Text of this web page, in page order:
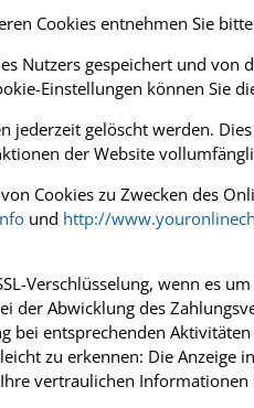
Cookies entnehmen Sie
Nutzers gespeichert und
Einstellungen können Sie
jederzeit gelöscht werden.
der Website
Cookies zu Zwecken des
und http://
Verschlüsselung, wenn es
der Abwicklung des
bei entsprechenden
zu erkennen: Die
vertraulichen